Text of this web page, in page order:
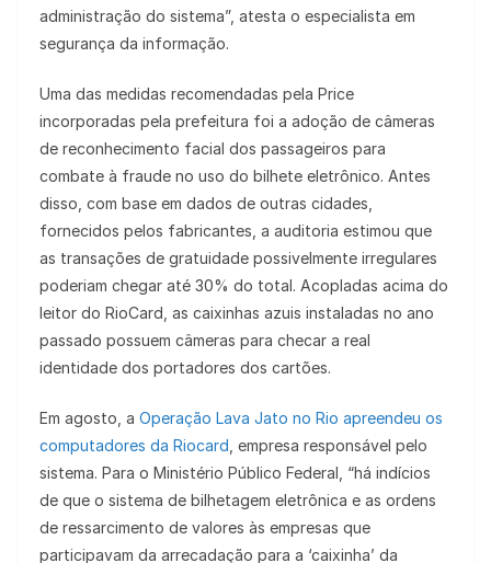
administração do sistema”, atesta o especialista em
segurança da informação.
Uma das medidas recomendadas pela Price
incorporadas pela prefeitura foi a adoção de câmeras
de reconhecimento facial dos passageiros para
combate à fraude no uso do bilhete eletrônico. Antes
disso, com base em dados de outras cidades,
fornecidos pelos fabricantes, a auditoria estimou que
as transações de gratuidade possivelmente irregulares
poderiam chegar até 30% do total. Acopladas acima do
leitor do RioCard, as caixinhas azuis instaladas no ano
passado possuem câmeras para checar a real
identidade dos portadores dos cartões.
Em agosto, a Operação Lava Jato no Rio apreendeu os
computadores da Riocard, empresa responsável pelo
sistema. Para o Ministério Público Federal, “há indícios
de que o sistema de bilhetagem eletrônica e as ordens
de ressarcimento de valores às empresas que
participavam da arrecadação para a ‘caixinha’ da